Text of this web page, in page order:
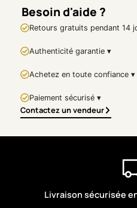
this
Besoin d'aide ?
Retours gratuits pendant 14
Authenticité garantie ▾
Achetez en toute confiance ▾
Paiement sécurisé ▾
Contactez un vendeur
Livraison sécurisée